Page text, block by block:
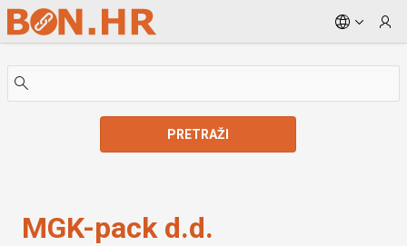
Skip to Main Content
PRETRAŽI
MGK-pack d.d.